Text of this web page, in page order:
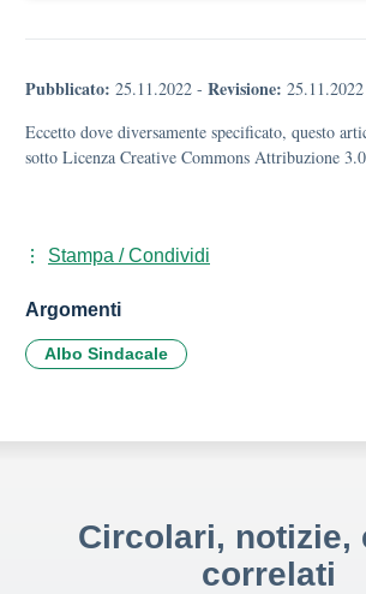
Pubblicato: 25.11.2022 - Revisione: 25.11.2022
Eccetto dove diversamente specificato, questo
sotto Licenza Creative Commons Attribuzione
Stampa / Condividi
Argomenti
Albo Sindacale
Circolari, notizie,
correlati